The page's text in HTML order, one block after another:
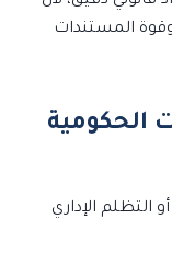
المستندات
الحكومية
التظلم الإداري